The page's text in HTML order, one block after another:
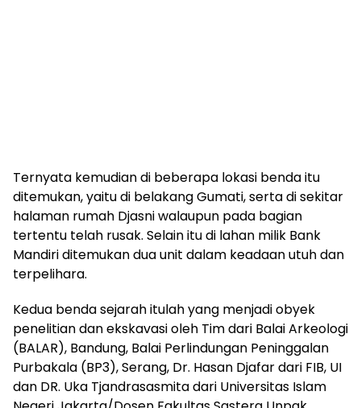
Ternyata kemudian di beberapa lokasi benda itu
ditemukan, yaitu di belakang Gumati, serta di sekitar
halaman rumah Djasni walaupun pada bagian
tertentu telah rusak. Selain itu di lahan milik Bank
Mandiri ditemukan dua unit dalam keadaan utuh dan
terpelihara.
Kedua benda sejarah itulah yang menjadi obyek
penelitian dan ekskavasi oleh Tim dari Balai Arkeologi
(BALAR), Bandung, Balai Perlindungan Peninggalan
Purbakala (BP3), Serang, Dr. Hasan Djafar dari FIB, UI
dan DR. Uka Tjandrasasmita dari Universitas Islam